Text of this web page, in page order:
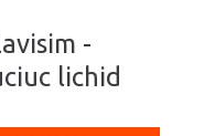
-
lichid